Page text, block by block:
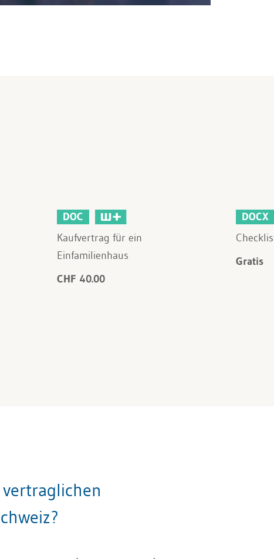
DOC
Kaufvertrag für ein
Einfamilienhaus
CHF 40.00
DOCX
Gratis